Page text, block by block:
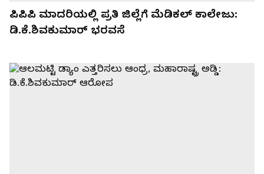
ಪಿಪಿಪಿ ಮಾದರಿಯಲ್ಲಿ ಪ್ರತಿ ಜಿಲ್ಲೆಗೆ ಮೆಡಿಕಲ್ ಕಾಲೇಜು:
ಡಿ.ಕೆ.ಶಿವಕುಮಾರ್ ಭರವಸೆ